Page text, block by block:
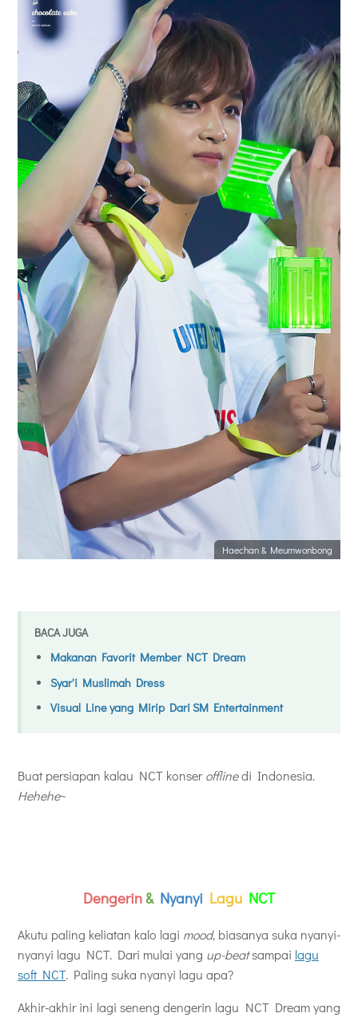
Haechan & Meumwonbong
BACA JUGA
Makanan Favorit Member NCT Dream
Syar'i Muslimah Dress
Visual Line yang Mirip Dari SM Entertainment
Buat persiapan kalau NCT konserofflinedi Indonesia.
Hehehe~
Dengerin & Nyanyi Lagu NCT
Akutu paling keliatan kalo lagi mood, biasanya suka nyanyi-
nyanyi lagu NCT. Dari mulai yang up-beatsampai lagu
soft NCT. Paling suka nyanyi lagu apa?
Akhir-akhir ini lagi seneng dengerin lagu NCT Dream yang